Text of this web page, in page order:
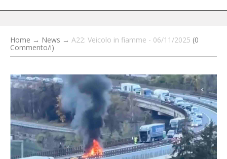
Home → News → A22: Veicolo in fiamme - 06/11/2025 (0
Commento/i)